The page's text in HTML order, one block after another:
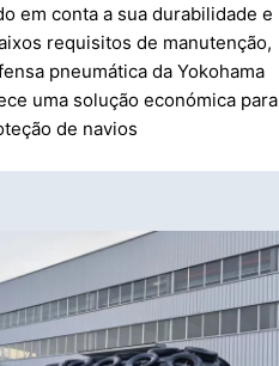
em conta a sua durabilidade e
requisitos de manutenção,
pneumática da Yokohama
uma solução económica para
de navios